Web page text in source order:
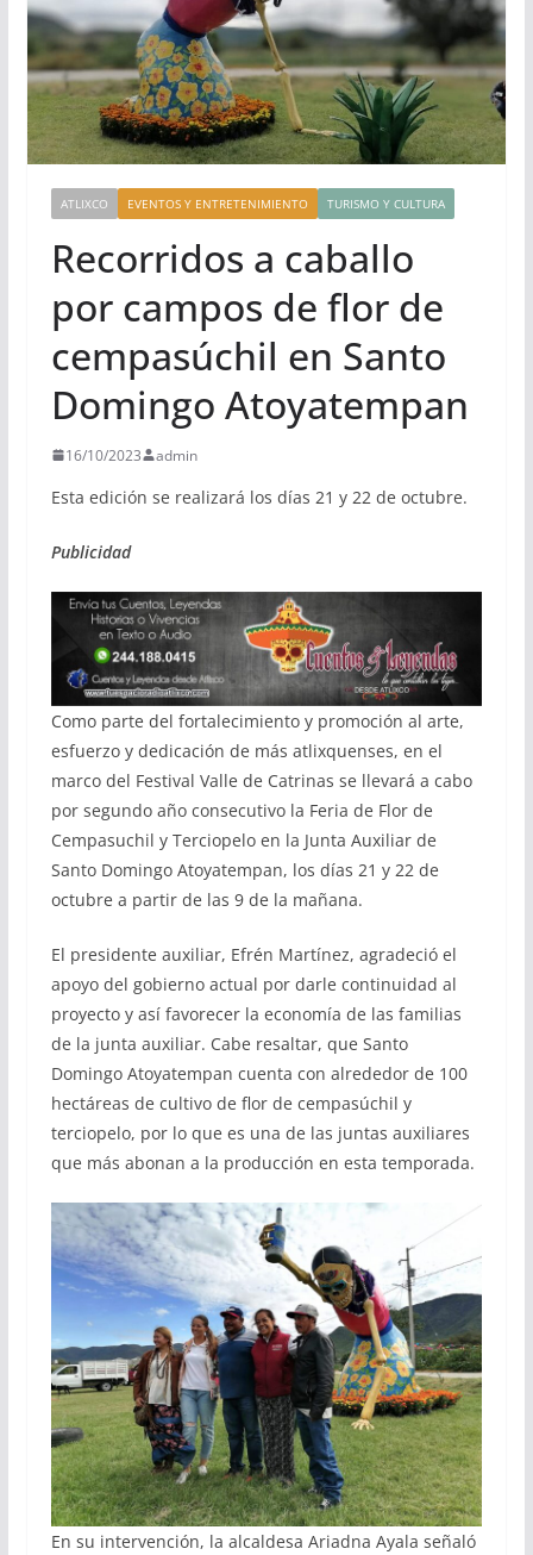
ATLIXCO EVENTOS Y ENTRETENIMIENTO TURISMO Y CULTURA
Recorridos a caballo
por campos de flor de
cempasúchil en Santo
Domingo Atoyatempan
16/10/2023 admin
Esta edición se realizará los días 21 y 22 de octubre.
Publicidad
Como parte del fortalecimiento y promoción al arte,
esfuerzo y dedicación de más atlixquenses, en el
marco del Festival Valle de Catrinas se llevará a cabo
por segundo año consecutivo la Feria de Flor de
Cempasuchil y Terciopelo en la Junta Auxiliar de
Santo Domingo Atoyatempan, los días 21 y 22 de
octubre a partir de las 9 de la mañana.
El presidente auxiliar, Efrén Martínez, agradeció el
apoyo del gobierno actual por darle continuidad al
proyecto y así favorecer la economía de las familias
de la junta auxiliar. Cabe resaltar, que Santo
Domingo Atoyatempan cuenta con alrededor de 100
hectáreas de cultivo de flor de cempasúchil y
terciopelo, por lo que es una de las juntas auxiliares
que más abonan a la producción en esta temporada.
En su intervención, la alcaldesa Ariadna Ayala señaló